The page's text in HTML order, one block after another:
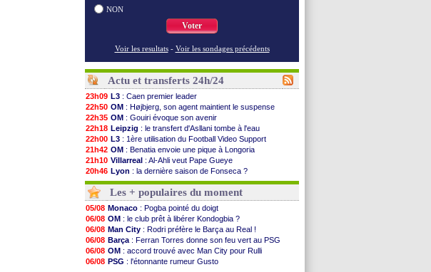
NON
Voter
Voir les resultats - Voir les sondages précédents
Actu et transferts 24h/24
23h09 L3 : Caen premier leader
22h50 OM : Højbjerg, son agent maintient le suspense
22h35 OM : Gouiri évoque son avenir
22h18 Leipzig : le transfert d'Asllani tombe à l'eau
22h00 L3 : 1ère utilisation du Football Video Support
21h42 OM : Benatia envoie une pique à Longoria
21h10 Villarreal : Al-Ahli veut Pape Gueye
20h46 Lyon : la dernière saison de Fonseca ?
20h30 OM: un nouveau prétendant pour Højbjerg
20h01
Brest: un gardien norvégien en approche ?
19h18 OM: McCourt a versé 120 M€ en 2026
19h09
PSG: 4 retours dans le groupe face à Man Utd ...
18h48
Nice: Kevin Carlos va partir en Italie
18h37
L1: prison avec sursis requis contre un arbitre
18h29
Leganés: c'est signé pour Luca Zidane (off.)
17h58
Atletico: Ruggeri en route pour Aston Villa
17h46
Monaco: Filipe Luis soutient Biereth
Les + populaires du moment
05/08 Monaco : Pogba pointé du doigt
06/08 OM : le club prêt à libérer Kondogbia ?
06/08 Man City : Rodri préfère le Barça au Real !
06/08 Barça : Ferran Torres donne son feu vert au PSG
06/08 OM : accord trouvé avec Man City pour Rulli
06/08 PSG : l'étonnante rumeur Gusto